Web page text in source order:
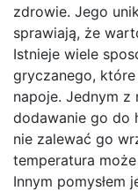
zdrowie. Jego
sprawiają, że
Istnieje wiele
gryczanego,
napoje. Jednym
dodawanie go do
nie zalewać go
temperatura
Innym pomysłem